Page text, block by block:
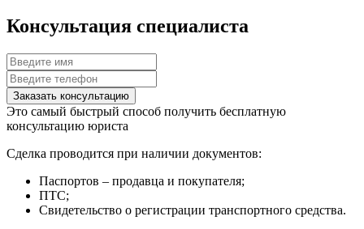
Консультация специалиста
Заказать консультацию
Это самый быстрый способ получить бесплатную
консультацию юриста
Сделка проводится при наличии документов:
Паспортов – продавца и покупателя;
ПТС;
Свидетельство о регистрации транспортного средства.